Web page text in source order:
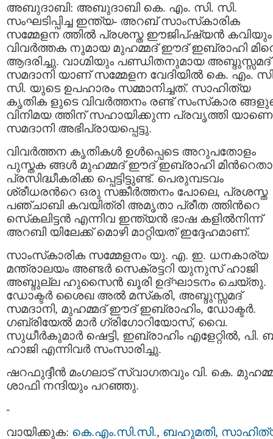
അബുദാബി: അബുദാബി കെ. എം. സി. സി.
സംഘടിപ്പിച്ച ഇന്ത്യ- അറബ് സാംസ്‌കാരിക
സമ്മേളന ത്തില്‍ പ്രശസ്ത ഈജിപ്ഷ്യന്‍ കവിയും
വിവര്‍ത്തക നുമായ മുഹമ്മദ് ഈദ് ഇബ്രാഹി
ആദരിച്ചു. വാഗ്മിയും പണ്ഡിതനുമായ അബ്ദുസ്സമദ്
സമദാനി യാണ് സമ്മേളന വേദിയില്‍ കെ. എം.
സി. യുടെ ഉപഹാരം സമ്മാനിച്ചത്. സാഹിത്യ
കൃതിക ളുടെ വിവര്‍ത്തനം രണ്ട് സംസ്‌കാര
വിനിമയ ത്തിന് സഹായിക്കുന്ന പ്രവൃത്തി
സമദാനി അഭിപ്രായപ്പെട്ടു.
വിവര്‍ത്തന കൃതികള്‍ ഉള്‍പ്പെടെ അറുപതോളം
പുസ്തക ങ്ങള്‍ മുഹമ്മദ് ഈദ് ഇബ്രാഹി
പ്രസിദ്ധീകരിക്ക പ്പെട്ടിട്ടുണ്ട്. പെരുമ്പടവം
ശ്രീധരന്‍റെ ഒരു സങ്കീര്‍ത്തനം പോലെ, പ്രശസ്ത
പഞ്ചാബി കവയിത്രി അമൃതാ പ്രീത ത്തിന്‍റെ
സെ്കലിട്ടന്‍ എന്നിവ ഇന്ത്യന്‍ ഭാഷ കളില്‍നിന്ന്
അറബി യിലേക്ക് മൊഴി മാറ്റിയത് ഇദ്ദേഹമാണ്.
സാംസ്‌കാരിക സമ്മേളനം യു. എ. ഇ. ധനകാര്യ
മന്ത്രാലയം അണ്ടര്‍ സെക്രട്ടറി യുനുസ് ഹാജി
അബ്ദുല്ല ഹുസൈന്‍ ഖൂരി ഉദ്ഘാടനം ചെയ്തു.
ഡോക്ടര്‍ ശൈഖ അല്‍ മസ്‌കരി, അബ്ദുസ്സമദ്
സമദാനി, മുഹമ്മദ് ഈദ് ഇബ്രാഹിം, ഡോക്ടര്‍.
ഗബ്രിയേല്‍ മാര്‍ ഗ്രിഗോറിയോസ്, വൈ.
സുധീര്‍കുമാര്‍ ഷെട്ടി, ഇബ്രാഹിം എളേറ്റില്‍, പി.
ഹാജി എന്നിവര്‍ സംസാരിച്ചു.
ഷറഫുദ്ദീന്‍ മംഗലാട് സ്വാഗതവും വി. കെ.
ശാഫി നന്ദിയും പറഞ്ഞു.
-
വായിക്കുക: കെ.എം.സി.സി., ബഹുമതി,